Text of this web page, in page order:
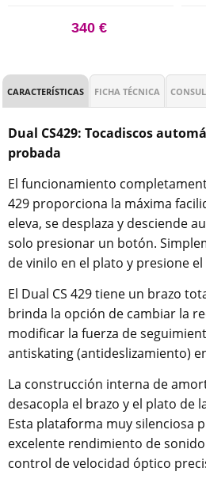
340 €
CARACTERÍSTICAS FICHA TÉCNICA
Dual CS429: Tocadiscos
probada
El funcionamiento
429 proporciona la máxima
eleva, se desplaza y desciende
solo presionar un botón.
de vinilo en el plato y presione
El Dual CS 429 tiene un brazo
brinda la opción de cambiar la
modificar la fuerza de
antiskating (antideslizamiento)
La construcción interna de
desacopla el brazo y el plato de
Esta plataforma muy silenciosa
excelente rendimiento de
control de velocidad óptico